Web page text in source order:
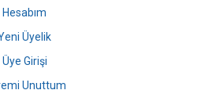
Hesabım
Üyelik
Üye Girişi
Unuttum